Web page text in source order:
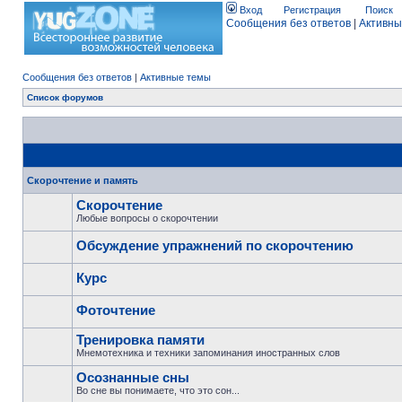
Вход Регистрация Поиск
Сообщения без ответов
Сообщения без ответов | Активные темы
Список форумов
Скорочтение и память
Скорочтение
Любые вопросы о скорочтении
Обсуждение упражнений по скорочтению
Курс
Фоточтение
Тренировка памяти
Мнемотехника и техники запоминания иностранных слов
Осознанные сны
Во сне вы понимаете, что это сон...